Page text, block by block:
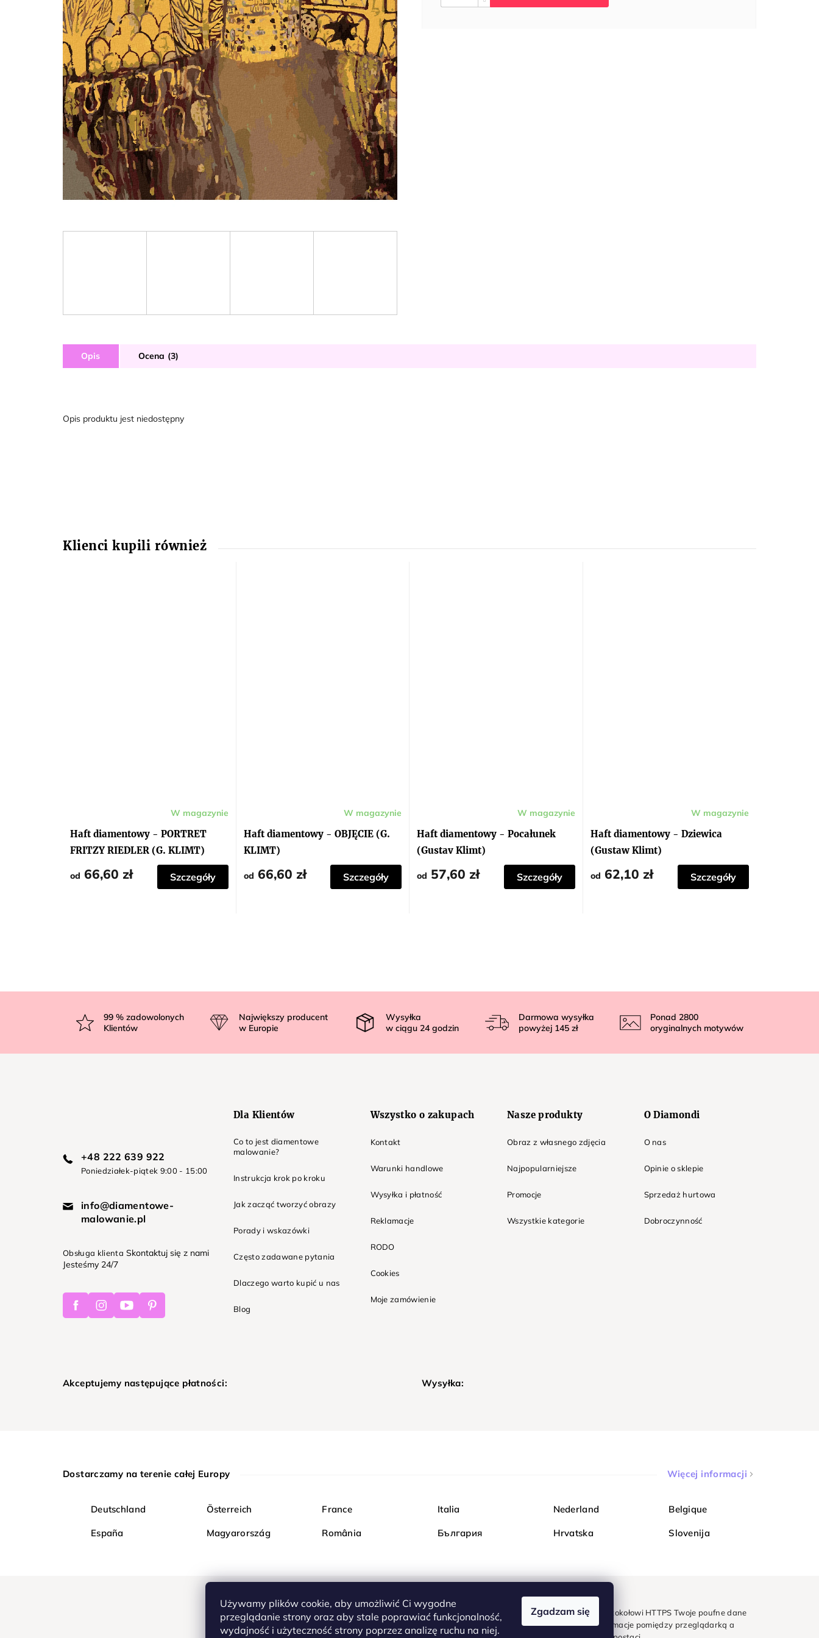
Używamy plików cookie, aby umożliwić Ci wygodne
przeglądanie strony oraz aby stale poprawiać funkcjonalność,
wydajność i użyteczność strony poprzez analizę ruchu na niej.
Zgadzam się
Opis Ocena (3)
Opis produktu jest niedostępny
Haft diamentowy - PORTRET
FRITZY RIEDLER (G. KLIMT)
W magazynie
od 66,60 zł Szczegóły
Haft diamentowy - OBJĘCIE (G.
KLIMT)
produktu
wynosi
5,0
na
gwiazdek.
W magazynie
od 66,60 zł Szczegóły
Haft diamentowy - Pocałunek
(Gustav Klimt)
produktu
wynosi
5,0
na
gwiazdek.
W magazynie
od 57,60 zł Szczegóły
Haft diamentowy - Dziewica
(Gustaw Klimt)
W magazynie
od 62,10 zł Szczegóły
p
99% zadowolonych
Klientów
Największy producent
w Europie
Wysyłka
w ciągu 24 godzin
Darmowa wysyłka
powyżej 145 zł
Ponad 2800
oryginalnych motywów
+48 222 639 922
Poniedziałek-piątek 9:00 - 15:00
info@diamentowe-
malowanie.pl
Obsługa klienta Skontaktuj się z nami
Jesteśmy 24/7
FacebookInstagramYoutubePinterest
Dla Klientów
Co to jest diamentowe
malowanie?
Instrukcja krok po kroku
Jak zacząć tworzyć obrazy
Porady i wskazówki
Często zadawane pytania
Dlaczego warto kupić u nas
Blog
Wszystko o zakupach
Kontakt
Warunki handlowe
Wysyłka i płatność
Reklamacje
RODO
Cookies
Moje zamówienie
Nasze produkty
Obraz z własnego zdjęcia
Najpopularniejsze
Promocje
Wszystkie kategorie
O Diamondi
O nas
Opinie o sklepie
Sprzedaż hurtowa
Dobroczynność
Akceptujemy następujące płatności: Wysyłka:
Dostarczamy na terenie całej Europy Więcej informacji
Deutschland Österreich France Italia Nederland Belgique
España Magyarország România България Hrvatska Slovenija
Kupuj bezpiecznie w Diamondi. Dzięki protokołowi HTTPS Twoje poufne dane
są całkowicie bezpieczne - wszystkie informacje pomiędzy przeglądarką a